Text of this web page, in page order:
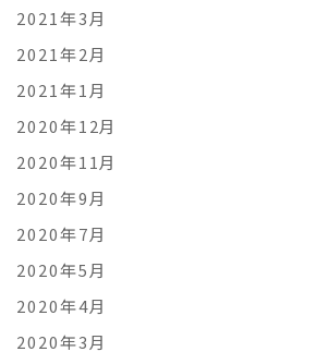
2021年3月
2021年2月
2021年1月
2020年12月
2020年11月
2020年9月
2020年7月
2020年5月
2020年4月
2020年3月